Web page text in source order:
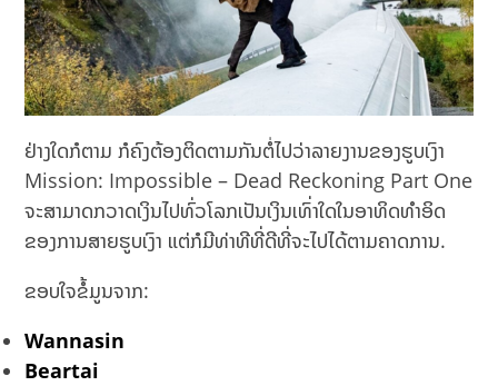
ຢ່າງໃດກໍຕາມ ກໍຄົງຕ້ອງຕິດຕາມກັນຕໍ່ໄປວ່າລາຍງານຂອງຮູບເງົາ
Mission: Impossible – Dead Reckoning Part One
ຈະສາມາດກວາດເງິນໄປທົ່ວໂລກເປັນເງິນເທົ່າໃດໃນອາທິດທໍາອິດ
ຂອງການສາຍຮູບເງົາ ແຕ່ກໍມີທ່າທີທີ່ດີທີ່ຈະໄປໄດ້ຕາມຄາດການ.
ຂອບໃຈຂໍ້ມູນຈາກ:
Wannasin
Beartai